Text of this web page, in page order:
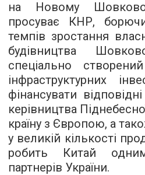
на Новому
просуває КНР,
темпів зростання
будівництва
спеціально
інфраструктурних
фінансувати
керівництва
країну з Європою, а
у великій кількості
робить Китай
партнерів України.